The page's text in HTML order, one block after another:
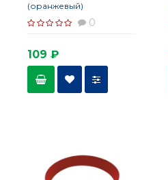
(оранжевый)
0
109 ₽